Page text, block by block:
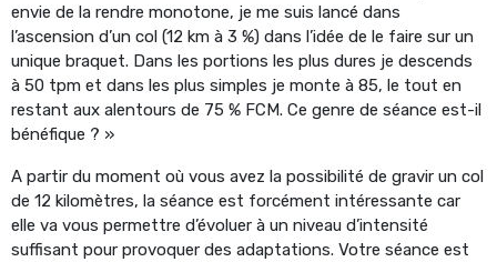
envie de la rendre monotone, je me suis lancé dans
l’ascension d’un col (12 km à 3 %) dans l’idée de le faire sur un
unique braquet. Dans les portions les plus dures je descends
à 50 tpm et dans les plus simples je monte à 85, le tout en
restant aux alentours de 75 % FCM. Ce genre de séance est-il
bénéfique ? »
A partir du moment où vous avez la possibilité de gravir un col
de 12 kilomètres, la séance est forcément intéressante car
elle va vous permettre d’évoluer à un niveau d’intensité
suffisant pour provoquer des adaptations. Votre séance est